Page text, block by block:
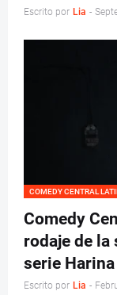
Escrito por Lia -
COMEDY CENTRAL
Comedy
rodaje de la
serie Harina
Escrito por Lia -